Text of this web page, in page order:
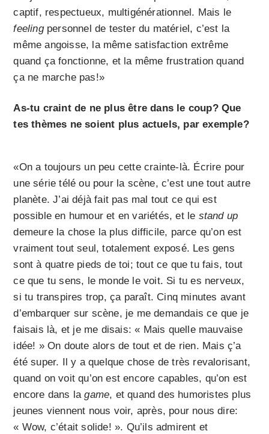
captif, respectueux, multigénérationnel. Mais le
feeling personnel de tester du matériel, c’est la
même angoisse, la même satisfaction extrême
quand ça fonctionne, et la même frustration quand
ça ne marche pas!»
As-tu craint de ne plus être dans le coup? Que
tes thèmes ne soient plus actuels, par exemple?
«On a toujours un peu cette crainte-là. Écrire pour
une série télé ou pour la scène, c’est une tout autre
planète. J’ai déjà fait pas mal tout ce qui est
possible en humour et en variétés, et le stand up
demeure la chose la plus difficile, parce qu’on est
vraiment tout seul, totalement exposé. Les gens
sont à quatre pieds de toi; tout ce que tu fais, tout
ce que tu sens, le monde le voit. Si tu es nerveux,
si tu transpires trop, ça paraît. Cinq minutes avant
d’embarquer sur scène, je me demandais ce que je
faisais là, et je me disais: « Mais quelle mauvaise
idée! » On doute alors de tout et de rien. Mais ç’a
été super. Il y a quelque chose de très revalorisant,
quand on voit qu’on est encore capables, qu’on est
encore dans lagame, et quand des humoristes plus
jeunes viennent nous voir, après, pour nous dire:
« Wow, c’était solide! ». Qu’ils admirent et